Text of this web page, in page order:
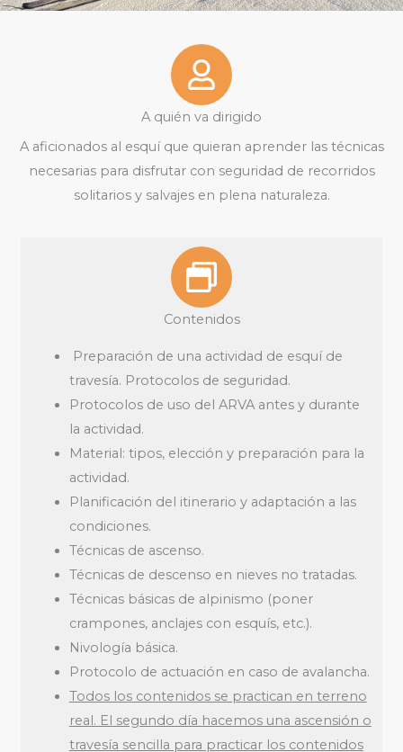
A quién va dirigido
A aficionados al esquí que quieran aprender las técnicas
necesarias para disfrutar con seguridad de recorridos
solitarios y salvajes en plena naturaleza.
Contenidos
Preparación de una actividad de esquí de
travesía. Protocolos de seguridad.
Protocolos de uso del ARVA antes y durante
la actividad.
Material: tipos, elección y preparación para la
actividad.
Planificación del itinerario y adaptación a las
condiciones.
Técnicas de ascenso.
Técnicas de descenso en nieves no tratadas.
Técnicas básicas de alpinismo (poner
crampones, anclajes con esquís, etc.).
Nivología básica.
Protocolo de actuación en caso de avalancha.
Todos los contenidos se practican en terreno
real. El segundo día hacemos una ascensión o
travesía sencilla para practicar los contenidos